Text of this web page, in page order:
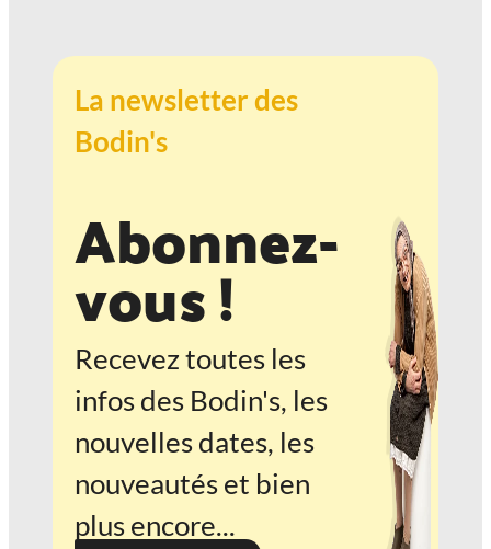
La newsletter des
Bodin's
Abonnez-
vous !
Recevez toutes les
infos des Bodin's, les
nouvelles dates, les
nouveautés et bien
plus encore...